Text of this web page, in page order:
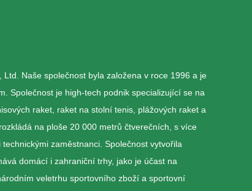
Naše společnost byla založena v roce 1996 a je
Společnost je high-tech podnik specializující se na
raket, raket na stolní tenis, plážových raket a
na ploše 20 000 metrů čtverečních, s více
zaměstnanci. Společnost vytvořila
domácí i zahraniční trhy, jako je účast na
veletrhu sportovního zboží a sportovní